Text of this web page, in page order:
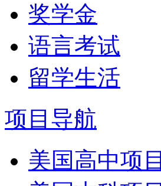
奖学金
语言考试
留学生活
项目导航
美国高中项目